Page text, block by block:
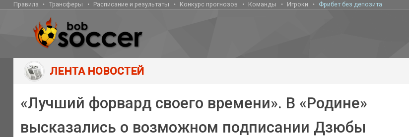
Правила Трансферы Расписание и результаты Конкурс прогнозов Команды Игроки Фрибет без депозита
ЛЕНТА НОВОСТЕЙ
«Лучший форвард своего времени». В «Родине»
высказались о возможном подписании Дзюбы